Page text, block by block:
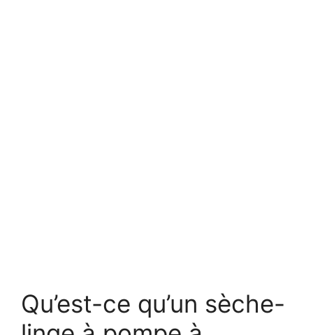
Qu’est-ce qu’un sèche-